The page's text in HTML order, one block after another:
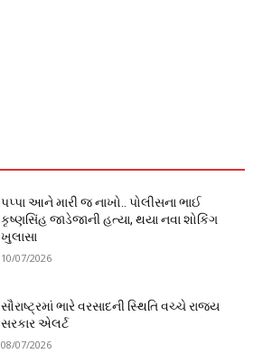
પપ્પા આને મારી જ નાખો.. પોલીસના ભાઈ
કૃષ્ણસિંહ જાડેજાની હત્યા, થયા નવા શોકિંગ
ખુલાસા
10/07/2026
સૌરાષ્ટ્રમાં ભારે વરસાદની સ્થિતિ વચ્ચે રાજ્ય
સરકાર એલર્ટ
08/07/2026